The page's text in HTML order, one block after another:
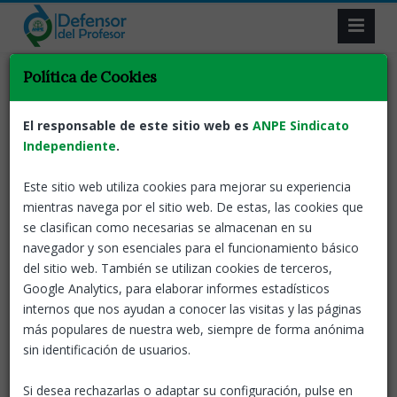
ANPE presenta el
informe del Defensor del
14 Nov, 2023 ANPE-El defensor del profesor
Han aumentado las actuaciones en Secundaria
hasta un 47% y se incrementan en FP hasta un
6%, mientras descienden los casos en Primaria e
Infantil.
De los casos atendidos, el incremento de
13%, el 16% de los atendidos han solicitado la
Política de Cookies
El responsable de este sitio web es ANPE Sindicato
Independiente.
Este sitio web utiliza cookies para mejorar su experiencia
mientras navega por el sitio web. De estas, las cookies que
se clasifican como necesarias se almacenan en su
navegador y son esenciales para el funcionamiento básico
del sitio web. También se utilizan cookies de terceros,
Google Analytics, para elaborar informes estadísticos
internos que nos ayudan a conocer las visitas y las páginas
más populares de nuestra web, siempre de forma anónima
sin identificación de usuarios.
Si desea rechazarlas o adaptar su configuración, pulse en